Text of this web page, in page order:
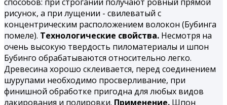
способов: при строгании получают ровный прямой
рисунок, а при лущении - свилеватый с
концентрическим расположением волокон (Бубинга
помеле). Технологические свойства. Несмотря на
очень высокую твердость пиломатериалы и шпон
Бубинго обрабатываются относительно легко.
Древесина хорошо склеивается, перед соединением
шурупами необходимо просверливание, при
финишной обработке пригодна для любых видов
лакирования и полировки. Применение. Шпон